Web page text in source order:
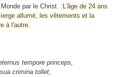
par le Christ. :L'âge de 24 ans
allumé, les vêtements et la
à l'autre.
tempore princeps,
crimina tollet,